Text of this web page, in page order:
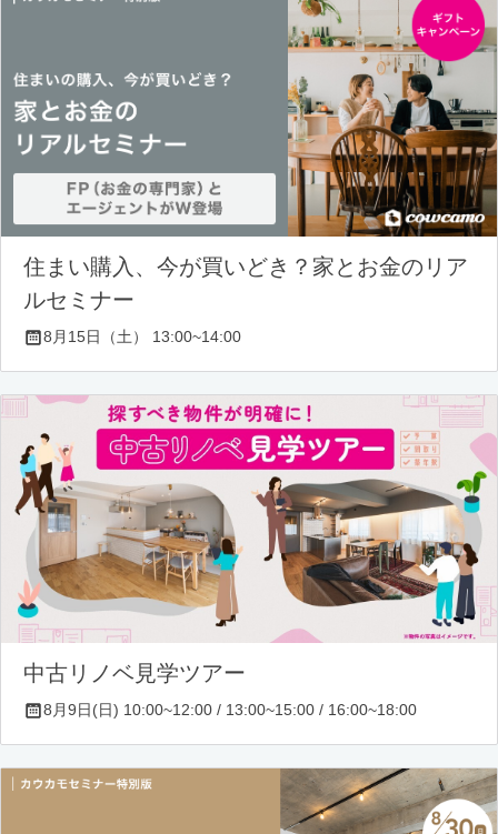
住まい購入、今が買いどき？家とお金のリア
ルセミナー
8月15日（土） 13:00~14:00
中古リノベ見学ツアー
8月9日(日) 10:00~12:00 / 13:00~15:00 / 16:00~18:00